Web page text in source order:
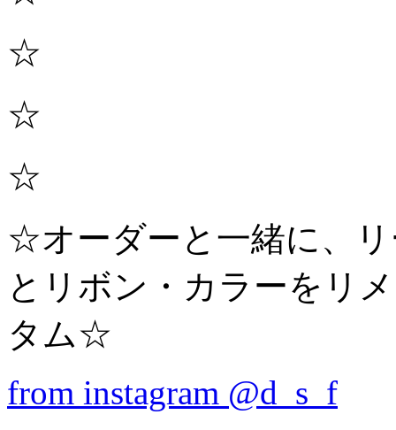
☆
☆
☆
☆オーダーと一緒に、
とリボン・カラーをリ
タム☆
from instagram @d_s_f